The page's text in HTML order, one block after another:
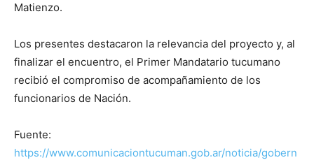
Matienzo.
Los presentes destacaron la relevancia del proyecto y, al
finalizar el encuentro, el Primer Mandatario tucumano
recibió el compromiso de acompañamiento de los
funcionarios de Nación.
Fuente:
https://www.comunicaciontucuman.gob.ar/noticia/gobern